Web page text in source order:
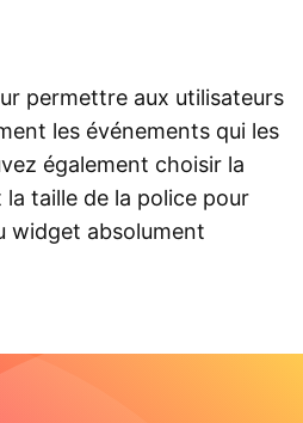
permettre aux utilisateurs
les événements qui les
également choisir la
la taille de la police pour
widget absolument